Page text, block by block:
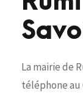
La mairie de
téléphone au